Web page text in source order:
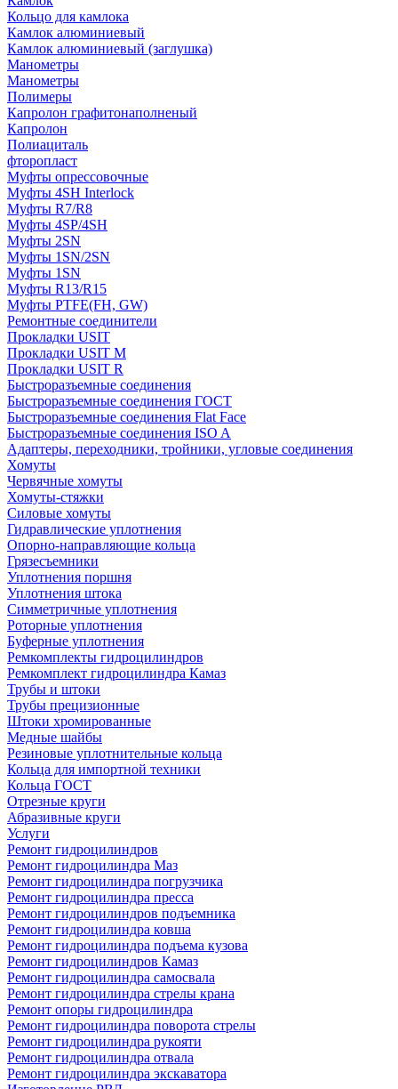
Кольцо для камлока
Камлок алюминиевый
Камлок алюминиевый (заглушка)
Манометры
Манометры
Полимеры
Капролон графитонаполненый
Капролон
Полиациталь
фторопласт
Муфты опрессовочные
Муфты 4SH Interlock
Муфты R7/R8
Муфты 4SP/4SH
Муфты 2SN
Муфты 1SN/2SN
Муфты 1SN
Муфты R13/R15
Муфты PTFE(FH, GW)
Ремонтные соединители
Прокладки USIT
Прокладки USIT M
Прокладки USIT R
Быстроразъемные соединения
Быстроразъемные соединения ГОСТ
Быстроразъемные соединения Flat Face
Быстроразъемные соединения ISO A
Адаптеры, переходники, тройники, угловые соединения
Хомуты
Червячные хомуты
Хомуты-стяжки
Силовые хомуты
Гидравлические уплотнения
Опорно-направляющие кольца
Грязесъемники
Уплотнения поршня
Уплотнения штока
Симметричные уплотнения
Роторные уплотнения
Буферные уплотнения
Ремкомплекты гидроцилиндров
Ремкомплект гидроцилиндра Камаз
Трубы и штоки
Трубы прецизионные
Штоки хромированные
Медные шайбы
Резиновые уплотнительные кольца
Кольца для импортной техники
Кольца ГОСТ
Отрезные круги
Абразивные круги
Услуги
Ремонт гидроцилиндров
Ремонт гидроцилиндра Маз
Ремонт гидроцилиндра погрузчика
Ремонт гидроцилиндра пресса
Ремонт гидроцилиндров подъемника
Ремонт гидроцилиндра ковша
Ремонт гидроцилиндра подъема кузова
Ремонт гидроцилиндров Камаз
Ремонт гидроцилиндра самосвала
Ремонт гидроцилиндра стрелы крана
Ремонт опоры гидроцилиндра
Ремонт гидроцилиндра поворота стрелы
Ремонт гидроцилиндра рукояти
Ремонт гидроцилиндра отвала
Ремонт гидроцилиндра экскаватора